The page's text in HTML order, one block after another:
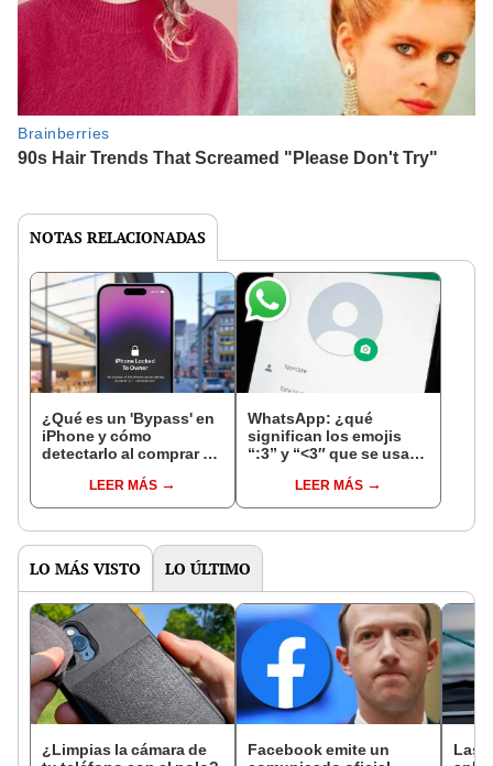
NOTAS RELACIONADAS
¿Qué es un 'Bypass' en
iPhone y cómo
detectarlo al comprar un
LEER MÁS
WhatsApp: ¿qué
significan los emojis
“:3” y “<3″ que se usan
LEER MÁS
LO MÁS VISTO LO ÚLTIMO
¿Limpias la cámara de
Facebook emite un
Las